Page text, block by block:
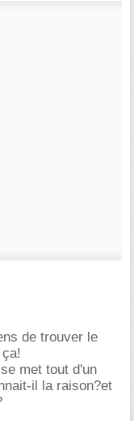
de trouver le
met tout d'un
il la raison?et